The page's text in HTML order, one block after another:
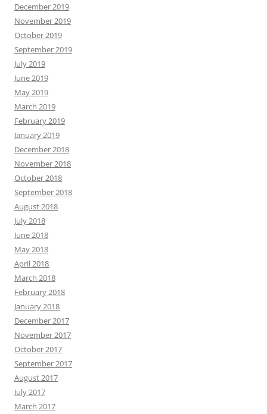
December 2019
November 2019
October 2019
September 2019
July 2019
June 2019
May 2019
March 2019
February 2019
January 2019
December 2018
November 2018
October 2018
September 2018
August 2018
July 2018
June 2018
May 2018
April 2018
March 2018
February 2018
January 2018
December 2017
November 2017
October 2017
September 2017
August 2017
July 2017
March 2017